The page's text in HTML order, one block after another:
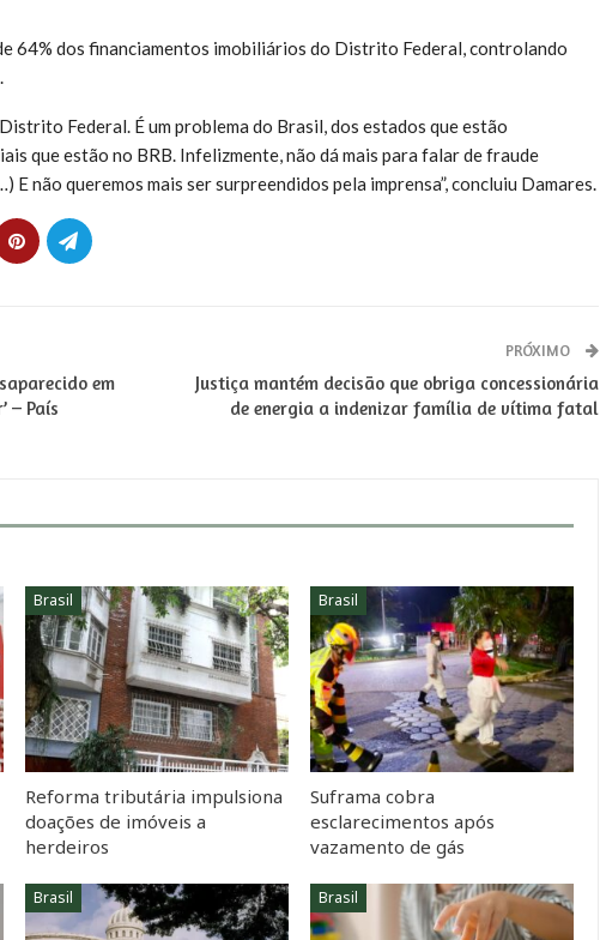
64% dos financiamentos imobiliários do Distrito Federal, controlando
Federal. É um problema do Brasil, dos estados que estão
que estão no BRB. Infelizmente, não dá mais para falar de fraude
E não queremos mais ser surpreendidos pela imprensa”, concluiu Damares.
em
– País
PRÓXIMO
Justiça mantém decisão que obriga concessionária
de energia a indenizar família de vítima fatal
Brasil
Reforma tributária impulsiona
doações de imóveis a
herdeiros
Brasil
Suframa cobra
esclarecimentos após
vazamento de gás
Brasil Brasil